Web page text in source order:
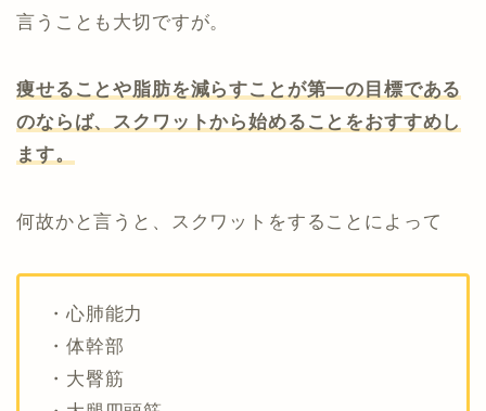
言うことも大切ですが。
痩せることや脂肪を減らすことが第一の目標である
のならば、スクワットから始めることをおすすめし
ます。
何故かと言うと、スクワットをすることによって
・心肺能力
・体幹部
・大臀筋